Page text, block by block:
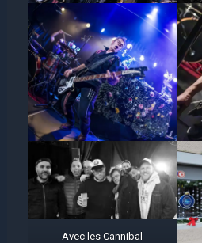
Avec les Cannibal